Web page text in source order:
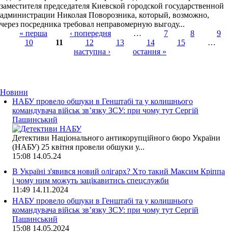
заместителя председателя Киевской городской государственной
администрации Николая Поворозника, который, возможно,
через посредника требовал неправомерную выгоду...
Страницы
« перша ‹ попередня … 7 8
9
10
11 12 13 14 15
…
наступна ›
остання »
Новини
НАБУ провело обшуки в Генштабі та у колишнього
командувача військ зв’язку ЗСУ: при чому тут Сергій
Пашинський
Детективи Національного антикорупційного бюро України
(НАБУ) 25 квітня провели обшуки у...
15:08 14.05.24
В Україні з'явився новий олігарх? Хто такий Максим Кріппа
і чому ним можуть зацікавитись спецслужби
11:49 14.11.2024
НАБУ провело обшуки в Генштабі та у колишнього
командувача військ зв’язку ЗСУ: при чому тут Сергій
Пашинський
15:08 14.05.2024